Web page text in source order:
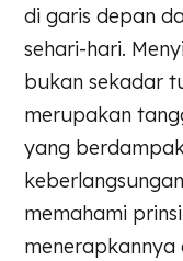
di garis depan
sehari-hari.
bukan sekadar
merupakan
yang
memahami
menerapkannya